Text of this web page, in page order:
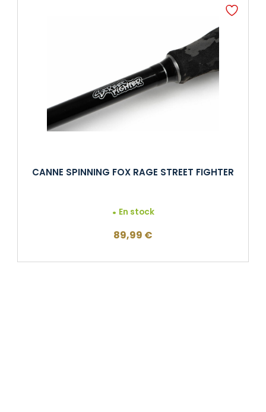
CANNE SPINNING FOX RAGE STREET FIGHTER
En stock
89,99 €